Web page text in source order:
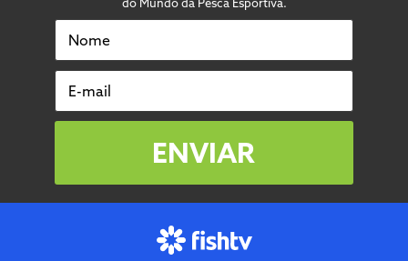
Nome
E-mail
ENVIAR